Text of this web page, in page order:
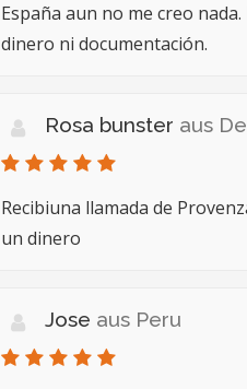
España aun no me creo
dinero ni documentación.
Rosa bunster aus
Recibiuna llamada de
un dinero
Jose aus Peru